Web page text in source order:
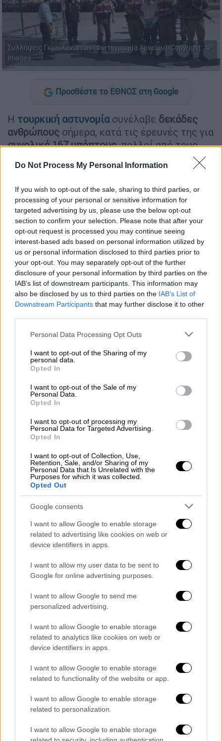
Do Not Process My Personal Information
If you wish to opt-out of the sale, sharing to third parties, or
processing of your personal or sensitive information for
targeted advertising by us, please use the below opt-out
section to confirm your selection. Please note that after your
opt-out request is processed you may continue seeing
interest-based ads based on personal information utilized by
us or personal information disclosed to third parties prior to
your opt-out. You may separately opt-out of the further
disclosure of your personal information by third parties on the
IAB’s list of downstream participants. This information may
also be disclosed by us to third parties on the IAB’s List of
Downstream Participants that may further disclose it to other
Please note that this website/app uses one or more Google
not limited to your visit or usage behaviour. You may click to
grant or deny consent to Google and its third-party tags to
use your data for below specified purposes in below Google
consent section.
Personal Data Processing Opt Outs
I want to opt-out of the Sharing of my
personal data.
Opted In
I want to opt-out of the Sale of my
Personal Data.
Opted In
I want to opt-out of processing my
Personal Data for Targeted Advertising.
Opted In
I want to opt-out of Collection, Use,
Retention, Sale, and/or Sharing of my
Personal Data that Is Unrelated with the
Purposes for which it was collected.
Opted Out
Google consents
I want to allow Google to enable storage
related to advertising like cookies on web or
device identifiers in apps.
I want to allow my user data to be sent to
Google for online advertising purposes.
I want to allow Google to send me
personalized advertising.
I want to allow Google to enable storage
related to analytics like cookies on web or
device identifiers in apps.
I want to allow Google to enable storage
related to functionality of the website or app.
I want to allow Google to enable storage
related to personalization.
I want to allow Google to enable storage
Συλλήψεις Γκιουλενιστών (Φωτογραφία Αρχείου)/Copyright: AP
Images
Προσθέστε το ΕΘΝΟΣ στη Google
Η τουρκική αστυνομίασυνέλαβε δεκάδες
ανθρώπους σήμερα, κατά τις έρευνές της για
συνολικά 167 υπόπτους, πολλοί από τους
στρατιωτικοί σε ενεργό υπηρεσία,
σε μια κίνησή της κατά υποστηρικτών του
Γκιουλέν τον οποίο η τουρκική κυβέρνηση
κατηγορεί για τη διοργάνωση του
αποτυχημένου πραξικοπήματος του 2016,
μετέδωσαν κρατικά μέσα ενημέρωσης.
Το κύμα αυτό συλλήψεων είναι το πιο
πρόσφατο στηνδιάρκειας τεσσάρων ετών
καταστολήπου έχει στόχο το δίκτυο του
Γκιουλέν στην Τουρκία, ο οποίος βρίσκεται
στις ΗΠΑ. Ο ίδιος αρνείται οποιαδήποτε
συμμετοχή στοαποτυχημένο πραξικόπημα
του Ιουλίου του 2016, κατά το οποίο
Οι αρχές εξαπέλυσαν επιχείρηση ξεκινώντας
110 υπόπτων, συμπεριλαμβανομένων 16
πιλότων, συνταγματαρχών και
αντισυνταγματαρχών σε 26 επαρχίες,
μετέδωσε το δίκτυο TRT Haber. Σύμφωνα με
το ίδιο, 89 ύποπτοι έχουν συλληφθεί.
Σε ξεχωριστή επιχείρηση που έχει επίσης
στόχο υποστηρικτές του Γκιουλέν, η
αστυνομία πραγματοποίησε
άλλους 57 υπόπτους σε 15 επαρχίες
μετέδωσε το πρακτορείο ειδήσεων Anadolu,
προσθέτοντας ότι 32 άνθρωποι έχουν
συλληφθεί στο πλαίσιο αυτών των ερευνών.
στιγμής σχολιάσει την είδηση αυτή.
από το
αποτυχημένο πραξικόπημα του 2016,
αναμονή της δίκης τους και περίπου 150.000
δημόσιοι λειτουργοί, στρατιωτικό
προσωπικό και άλλοι έχουν απολυθεί ή τεθεί
σε αναστολή. Περισσότεροι από 20.000
άνθρωποι έχουν εκδιωχθεί από τις τάξεις
του τουρκικού στρατού.
Οργανώσεις προάσπισης των ανθρωπίνων
δικαιωμάτων και δυτικοί σύμμαχοι της